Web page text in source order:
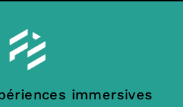
immersives